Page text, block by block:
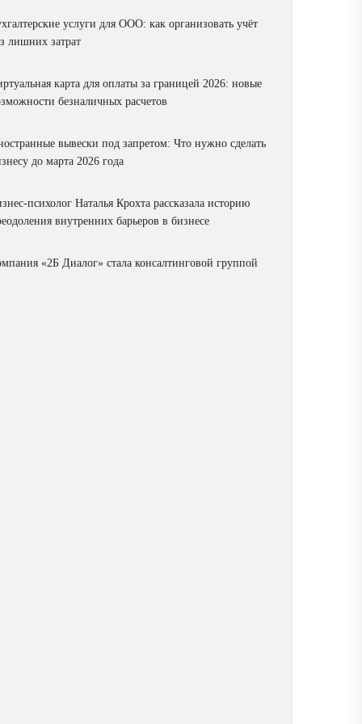
услуги для ООО: как организовать учёт
лишних затрат
карта для оплаты за границей 2026: новые
безналичных расчетов
вывески под запретом: Что нужно сделать
до марта 2026 года
психолог Наталья Крохта рассказала историю
внутренних барьеров в бизнесе
«2Б Диалог» стала консалтинговой группой